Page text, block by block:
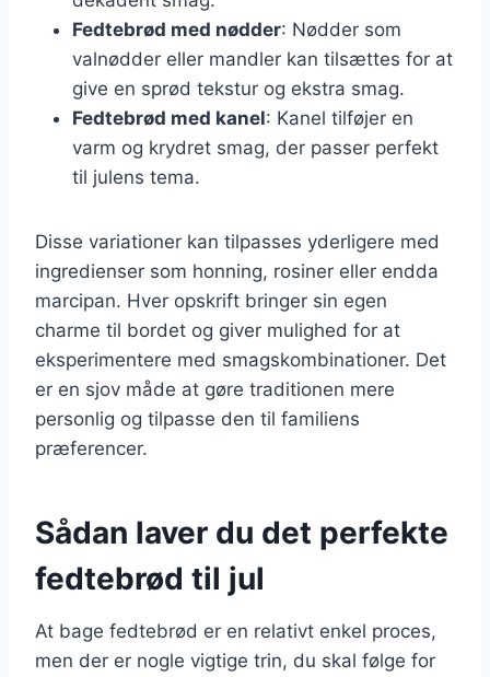
Fedtebrød med nødder: Nødder som
valnødder eller mandler kan tilsættes for at
give en sprød tekstur og ekstra smag.
Fedtebrød med kanel: Kanel tilføjer en
varm og krydret smag, der passer perfekt
til julens tema.
Disse variationer kan tilpasses yderligere med
ingredienser som honning, rosiner eller endda
marcipan. Hver opskrift bringer sin egen
charme til bordet og giver mulighed for at
eksperimentere med smagskombinationer. Det
er en sjov måde at gøre traditionen mere
personlig og tilpasse den til familiens
præferencer.
Sådan laver du det perfekte
fedtebrød til jul
At bage fedtebrød er en relativt enkel proces,
men der er nogle vigtige trin, du skal følge for